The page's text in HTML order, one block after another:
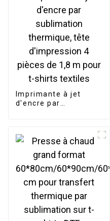
Imprimante à jet
d'encre par
d'impression 4 pièces
de 1,8 m pour t-shirts